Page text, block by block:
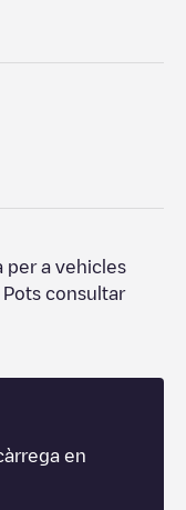
per a vehicles
Pots consultar
en